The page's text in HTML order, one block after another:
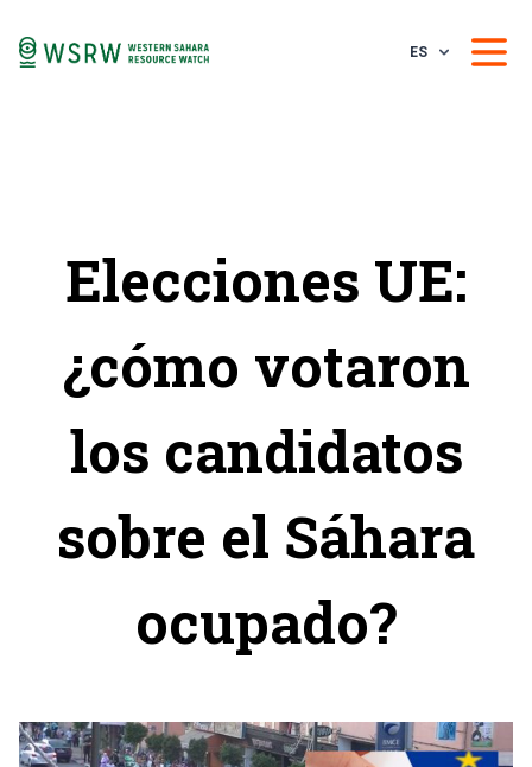
ES
Elecciones UE:
¿cómo votaron
los candidatos
sobre el Sáhara
ocupado?